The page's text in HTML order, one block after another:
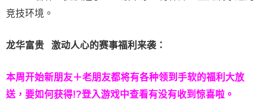
竞技环境。
龙华富贵 激动人心的赛事福利来袭：
本周开始新朋友＋老朋友都将有各种领到手软的福利大放
送，要如何获得!?登入游戏中查看有没有收到惊喜啦。